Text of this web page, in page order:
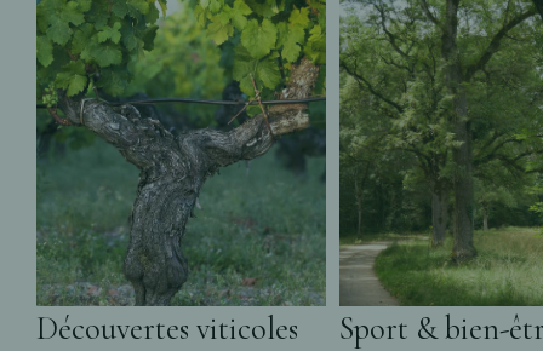
Découvertes viticoles Sport & bien-